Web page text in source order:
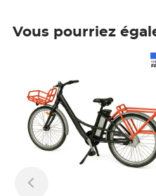
Vous pourriez